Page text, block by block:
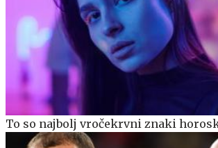
To so najbolj vročekrvni znaki